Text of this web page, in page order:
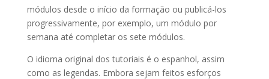
módulos desde o início da formação ou publicá-los
progressivamente, por exemplo, um módulo por
semana até completar os sete módulos.
O idioma original dos tutoriais é o espanhol, assim
como as legendas. Embora sejam feitos esforços